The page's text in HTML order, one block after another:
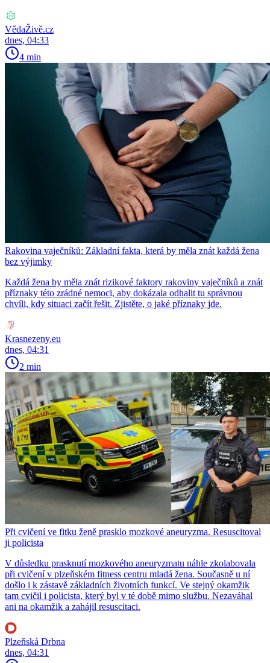
VědaŽivě.cz
dnes, 04:33
4 min
Rakovina vaječníků: Základní fakta, která by měla znát každá žena
bez výjimky
Každá žena by měla znát rizikové faktory rakoviny vaječníků a znát
příznaky této zrádné nemoci, aby dokázala odhalit tu správnou
chvíli, kdy situaci začít řešit. Zjistěte, o jaké příznaky jde.
Krasnezeny.eu
dnes, 04:31
2 min
Při cvičení ve fitku ženě prasklo mozkové aneuryzma. Resuscitoval
ji policista
V důsledku prasknutí mozkového aneuryzmatu náhle zkolabovala
při cvičení v plzeňském fitness centru mladá žena. Současně u ní
došlo i k zástavě základních životních funkcí. Ve stejný okamžik
tam cvičil i policista, který byl v té době mimo službu. Nezaváhal
ani na okamžik a zahájil resuscitaci.
Plzeňská Drbna
dnes, 04:31